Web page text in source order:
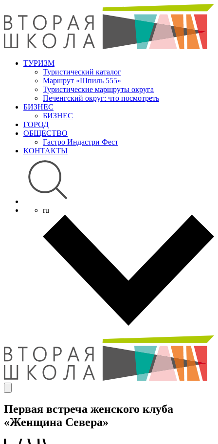
ТУРИЗМ
Туристический каталог
Маршрут «Шпиль 555»
Туристические маршруты округа
Печенгский округ: что посмотреть
БИЗНЕС
БИЗНЕС
ГОРОД
ОБЩЕСТВО
Гастро Индастри Фест
КОНТАКТЫ
ru
Первая встреча женского клуба
«Женщина Севера»